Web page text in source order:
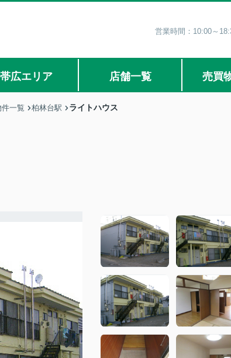
営業時間：10:00～
帯広エリア 店舗一覧 売買
一覧 柏林台駅 ライトハウス